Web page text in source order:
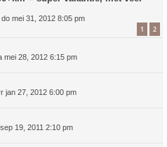
do mei 31, 2012 8:05 pm
1 2
mei 28, 2012 6:15 pm
jan 27, 2012 6:00 pm
19, 2011 2:10 pm